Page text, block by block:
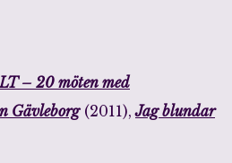
– 20 möten med
Gävleborg(2011), Jag blundar